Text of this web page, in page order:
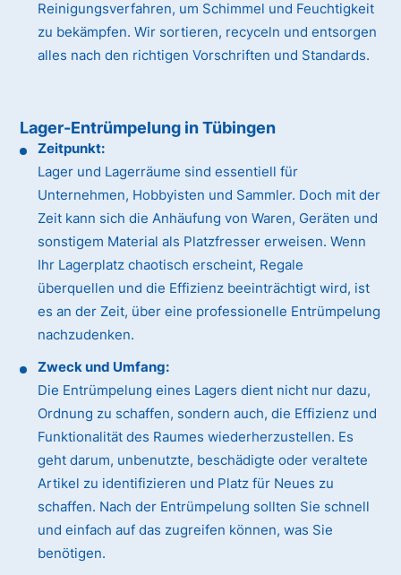
Reinigungsverfahren, um Schimmel und Feuchtigkeit
zu bekämpfen. Wir sortieren, recyceln und entsorgen
alles nach den richtigen Vorschriften und Standards.
Lager-Entrümpelung in Tübingen
Zeitpunkt:
Lager und Lagerräume sind essentiell für
Unternehmen, Hobbyisten und Sammler. Doch mit der
Zeit kann sich die Anhäufung von Waren, Geräten und
sonstigem Material als Platzfresser erweisen. Wenn
Ihr Lagerplatz chaotisch erscheint, Regale
überquellen und die Effizienz beeinträchtigt wird, ist
es an der Zeit, über eine professionelle Entrümpelung
nachzudenken.
Zweck und Umfang:
Die Entrümpelung eines Lagers dient nicht nur dazu,
Ordnung zu schaffen, sondern auch, die Effizienz und
Funktionalität des Raumes wiederherzustellen. Es
geht darum, unbenutzte, beschädigte oder veraltete
Artikel zu identifizieren und Platz für Neues zu
schaffen. Nach der Entrümpelung sollten Sie schnell
und einfach auf das zugreifen können, was Sie
benötigen.